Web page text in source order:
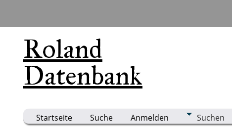
Roland
Datenbank
Startseite Suche Anmelden Suchen